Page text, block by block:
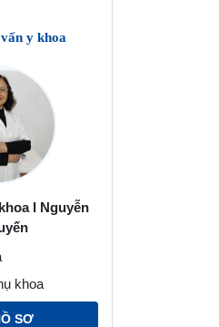
y khoa
I Nguyễn
khoa
SƠ